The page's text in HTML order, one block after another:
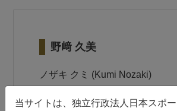
野﨑 久美
ノザキ クミ (Kumi Nozaki)
当サイトは、独立行政法人日本スポ